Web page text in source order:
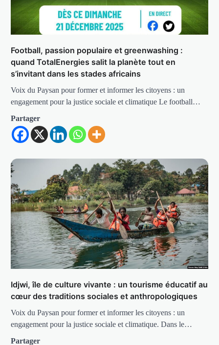
Football, passion populaire et greenwashing :
quand TotalEnergies salit la planète tout en
s’invitant dans les stades africains
Voix du Paysan pour former et informer les citoyens : un
engagement pour la justice sociale et climatique Le football…
Partager
Idjwi, île de culture vivante : un tourisme éducatif au
cœur des traditions sociales et anthropologiques
Voix du Paysan pour former et informer les citoyens : un
engagement pour la justice sociale et climatique. Dans le…
Partager